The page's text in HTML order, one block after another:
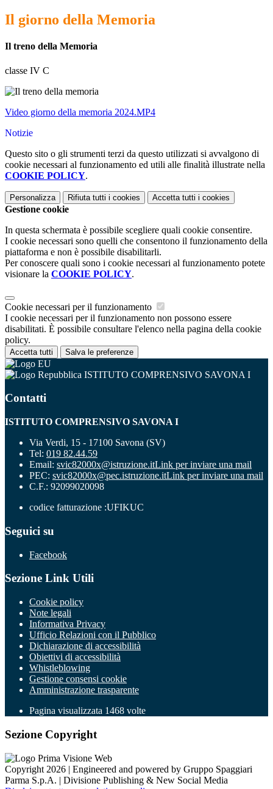
Il giorno della Memoria
Il treno della Memoria
classe IV C
Video giorno della memoria 2024.MP4
Notizie
Questo sito o gli strumenti terzi da questo utilizzati si avvalgono di
cookie necessari al funzionamento ed utili alle finalità illustrate nella
COOKIE POLICY.
Personalizza Rifiuta tutti i cookies Accetta tutti i cookies
Gestione cookie
In questa schermata è possibile scegliere quali cookie consentire.
I cookie necessari sono quelli che consentono il funzionamento della
piattaforma e non è possibile disabilitarli.
Per conoscere quali sono i cookie necessari al funzionamento potete
visionare la COOKIE POLICY.
Cookie necessari per il funzionamento
I cookie necessari per il funzionamento non possono essere
disabilitati. È possibile consultare l'elenco nella pagina della cookie
policy.
Accetta tutti Salva le preferenze
ISTITUTO COMPRENSIVO SAVONA I
Contatti
ISTITUTO COMPRENSIVO SAVONA I
Via Verdi, 15 - 17100 Savona (SV)
Tel: 019 82.44.59
Email: svic82000x@istruzione.itLink per inviare una mail
PEC: svic82000x@pec.istruzione.itLink per inviare una mail
C.F.: 92099020098
codice fatturazione :UFIKUC
Seguici su
Facebook
Sezione Link Utili
Cookie policy
Note legali
Informativa Privacy
Ufficio Relazioni con il Pubblico
Dichiarazione di accessibilità
Obiettivi di accessibilità
Whistleblowing
Gestione consensi cookie
Amministrazione trasparente
Pagina visualizzata 1468 volte
Sezione Copyright
Copyright 2026 | Engineered and powered by Gruppo Spaggiari
Parma S.p.A. | Divisione Publishing & New Social Media